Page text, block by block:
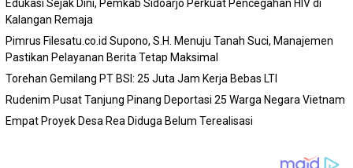
Edukasi Sejak Dini, Pemkab Sidoarjo Perkuat Pencegahan HIV di
Kalangan Remaja
Pimrus Filesatu.co.id Supono, S.H. Menuju Tanah Suci, Manajemen
Pastikan Pelayanan Berita Tetap Maksimal
Torehan Gemilang PT BSI: 25 Juta Jam Kerja Bebas LTI
Rudenim Pusat Tanjung Pinang Deportasi 25 Warga Negara Vietnam
Empat Proyek Desa Rea Diduga Belum Terealisasi